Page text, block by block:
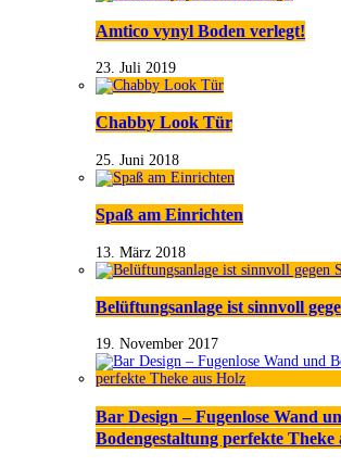
Amtico vynyl Boden verlegt!
23. Juli 2019
Chabby Look Tür
25. Juni 2018
Spaß am Einrichten
13. März 2018
Belüftungsanlage ist sinnvoll
19. November 2017
Bar Design – Fugenlose Wand
Bodengestaltung perfekte Theke